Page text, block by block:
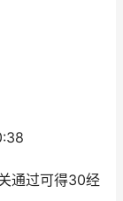
通过可得30经